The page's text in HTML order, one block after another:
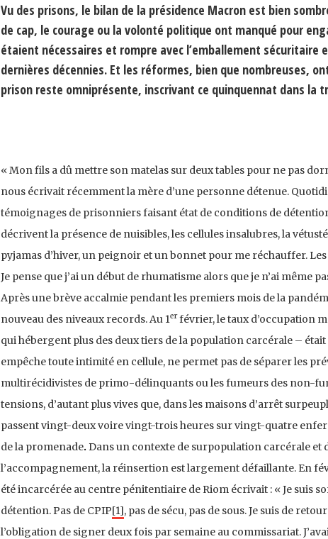
Vu des prisons, le bilan de la présidence Macron est bien
de cap, le courage ou la volonté politique ont manqué pour
étaient nécessaires et rompre avec l’emballement sécuritaire
dernières décennies. Et les réformes, bien que nombreuses,
prison reste omniprésente, inscrivant ce quinquennat dans la
« Mon fils a dû mettre son matelas sur deux tables pour ne pas
nous écrivait récemment la mère d’une personne détenue.
témoignages de prisonniers faisant état de conditions de
décrivent la présence de nuisibles, les cellules insalubres, la
pyjamas d’hiver, un peignoir et un bonnet pour me réchauffer.
Je pense que j’ai un début de rhumatisme alors que je n’ai même
Après une brève accalmie pendant les premiers mois de la
nouveau des niveaux records. Au 1erfévrier, le taux d’occupation
qui hébergent plus des deux tiers de la population carcérale – était
empêche toute intimité en cellule, ne permet pas de séparer les
multirécidivistes de primo-délinquants ou les fumeurs des non-
tensions, d’autant plus vives que, dans les maisons d’arrêt
passent vingt-deux voire vingt-trois heures sur vingt-quatre
de la promenade. Dans un contexte de surpopulation carcérale et
l’accompagnement, la réinsertion est largement défaillante. En
été incarcérée au centre pénitentiaire de Riom écrivait : « Je suis
détention. Pas de CPIP[1], pas de sécu, pas de sous. Je suis de
l’obligation de signer deux fois par semaine au commissariat.